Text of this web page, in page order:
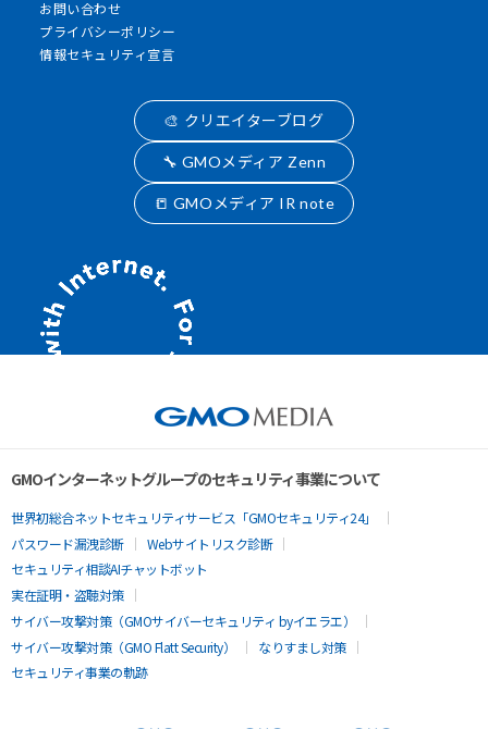
お問い合わせ
プライバシーポリシー
情報セキュリティ宣言
🎨 クリエイターブログ
🔧 GMOメディア Zenn
📒 GMOメディア IR note
GMOインターネットグループのセキュリティ事業について
世界初総合ネットセキュリティサービス「GMOセキュリティ24」
パスワード漏洩診断
Webサイトリスク診断
セキュリティ相談AIチャットボット
実在証明・盗聴対策
サイバー攻撃対策（GMOサイバーセキュリティ byイエラエ）
サイバー攻撃対策（GMO Flatt Security）
なりすまし対策
セキュリティ事業の軌跡